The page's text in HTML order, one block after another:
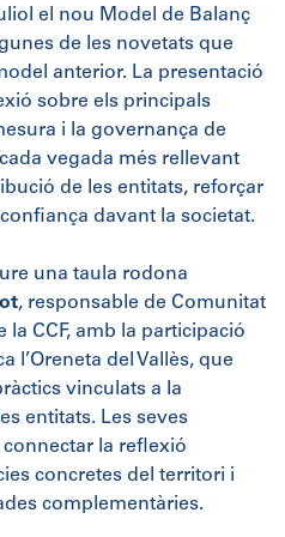
el nou Model de Balanç
de les novetats que
anterior. La presentació
sobre els principals
i la governança de
vegada més rellevant
de les entitats, reforçar
davant la societat.
una taula rodona
, responsable de Comunitat
la CCF, amb la participació
l’Oreneta del Vallès, que
vinculats a la
entitats. Les seves
la reflexió
concretes del territori i
complementàries.